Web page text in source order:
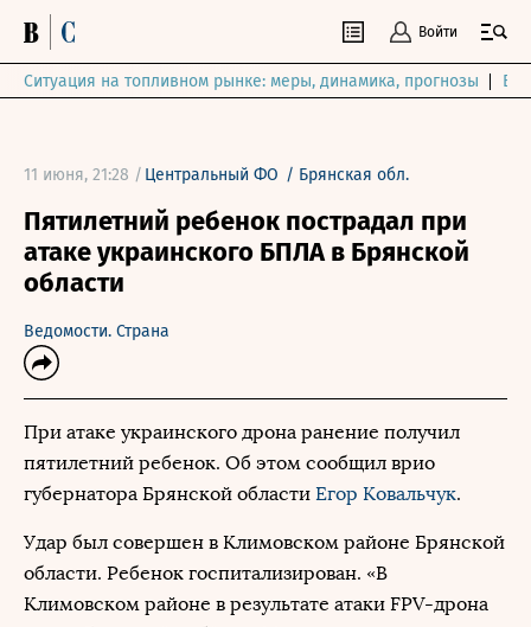
Войти
Ситуация на топливном рынке: меры, динамика, прогнозы
11 июня, 21:28 / Центральный ФО / Брянская обл.
Пятилетний ребенок пострадал при
атаке украинского БПЛА в Брянской
области
Ведомости. Страна
При атаке украинского дрона ранение получил
пятилетний ребенок. Об этом сообщил врио
губернатора Брянской области Егор Ковальчук.
Удар был совершен в Климовском районе Брянской
области. Ребенок госпитализирован. «В
Климовском районе в результате атаки FPV-дрона